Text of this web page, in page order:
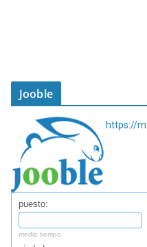
Jooble
https://
puesto:
medio tiempo